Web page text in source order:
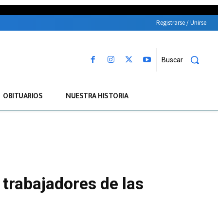
Registrarse / Unirse
Buscar
OBITUARIOS NUESTRA HISTORIA
de las